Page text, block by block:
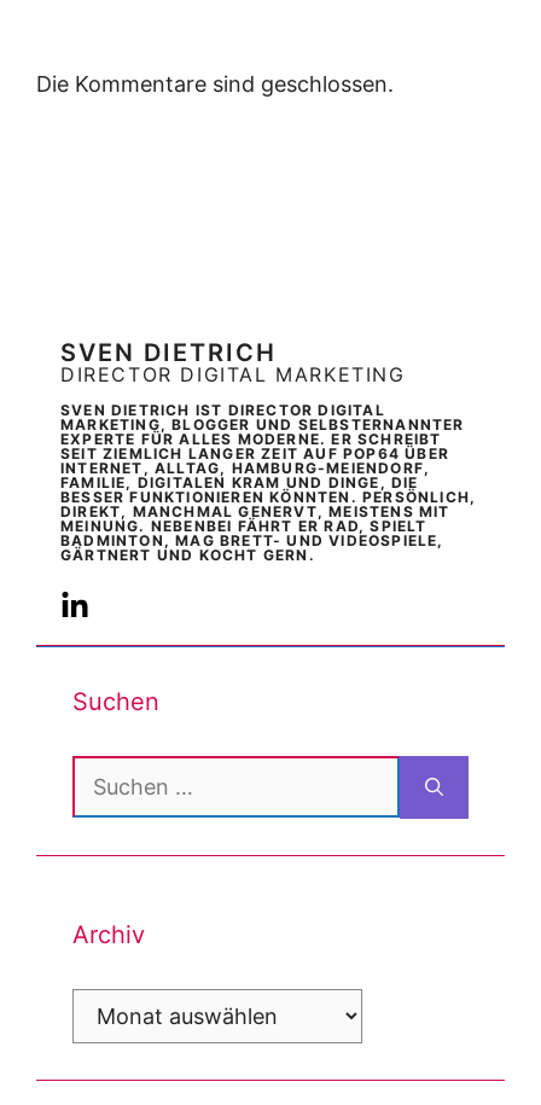
Die Kommentare sind geschlossen.
SVEN DIETRICH
DIRECTOR DIGITAL MARKETING
SVEN DIETRICH IST DIRECTOR DIGITAL
MARKETING, BLOGGER UND SELBSTERNANNTER
EXPERTE FÜR ALLES MODERNE. ER SCHREIBT
SEIT ZIEMLICH LANGER ZEIT AUF POP64 ÜBER
INTERNET, ALLTAG, HAMBURG-MEIENDORF,
FAMILIE, DIGITALEN KRAM UND DINGE, DIE
BESSER FUNKTIONIEREN KÖNNTEN. PERSÖNLICH,
DIREKT, MANCHMAL GENERVT, MEISTENS MIT
MEINUNG. NEBENBEI FÄHRT ER RAD, SPIELT
BADMINTON, MAG BRETT- UND VIDEOSPIELE,
GÄRTNERT UND KOCHT GERN.
Suchen
Suchen
nach:
Archiv
Archiv